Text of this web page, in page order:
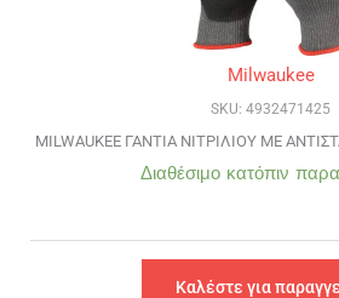
Milwaukee
SKU: 4932471425
MILWAUKEE ΓΑΝΤΙΑ ΝΙΤΡΙΛΙΟΥ ΜΕ
Διαθέσιμο κατόπιν
Καλέστε για